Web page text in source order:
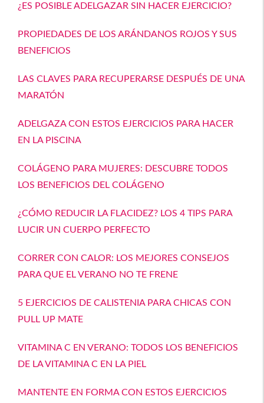
¿ES POSIBLE ADELGAZAR SIN HACER EJERCICIO?
PROPIEDADES DE LOS ARÁNDANOS ROJOS Y SUS
BENEFICIOS
LAS CLAVES PARA RECUPERARSE DESPUÉS DE UNA
MARATÓN
ADELGAZA CON ESTOS EJERCICIOS PARA HACER
EN LA PISCINA
COLÁGENO PARA MUJERES: DESCUBRE TODOS
LOS BENEFICIOS DEL COLÁGENO
¿CÓMO REDUCIR LA FLACIDEZ? LOS 4 TIPS PARA
LUCIR UN CUERPO PERFECTO
CORRER CON CALOR: LOS MEJORES CONSEJOS
PARA QUE EL VERANO NO TE FRENE
5 EJERCICIOS DE CALISTENIA PARA CHICAS CON
PULL UP MATE
VITAMINA C EN VERANO: TODOS LOS BENEFICIOS
DE LA VITAMINA C EN LA PIEL
MANTENTE EN FORMA CON ESTOS EJERCICIOS